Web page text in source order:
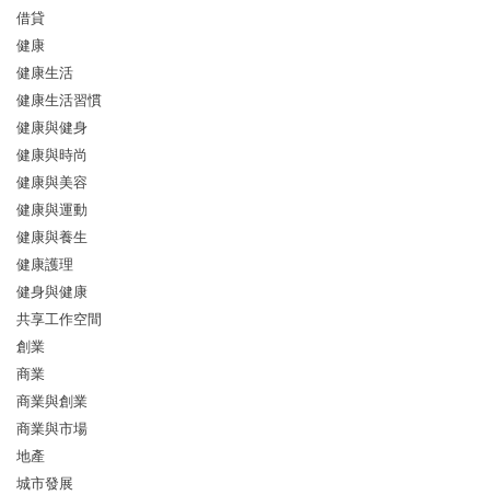
借貸
健康
健康生活
健康生活習慣
健康與健身
健康與時尚
健康與美容
健康與運動
健康與養生
健康護理
健身與健康
共享工作空間
創業
商業
商業與創業
商業與市場
地產
城市發展